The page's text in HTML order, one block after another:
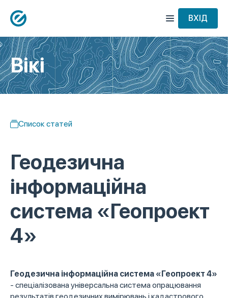
ВХІД
Вікі
Список статей
Геодезична
інформаційна
система «Геопроект
4»
Геодезична інформаційна система «Геопроект 4»
- спеціалізована універсальна система опрацювання